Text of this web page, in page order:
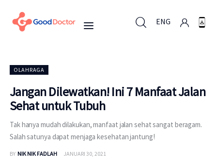
ENG
Untuk Bisnis
Untuk Anda
Mengapa Good Doctor
OLAHRAGA
Jangan Dilewatkan! Ini 7 Manfaat Jalan
Sehat untuk Tubuh
Tak hanya mudah dilakukan, manfaat jalan sehat sangat beragam.
Salah satunya dapat menjaga kesehatan jantung!
BY NIK NIK FADLAH JANUARI 30, 2021